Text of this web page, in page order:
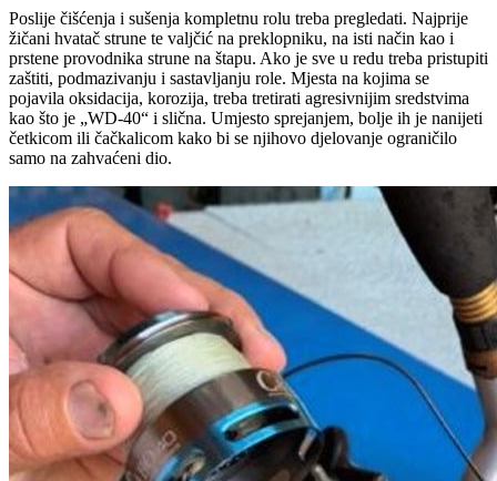
Poslije čišćenja i sušenja kompletnu rolu treba pregledati. Najprije
žičani hvatač strune te valjčić na preklopniku, na isti način kao i
prstene provodnika strune na štapu. Ako je sve u redu treba pristupiti
zaštiti, podmazivanju i sastavljanju role. Mjesta na kojima se
pojavila oksidacija, korozija, treba tretirati agresivnijim sredstvima
kao što je „WD-40“ i slična. Umjesto sprejanjem, bolje ih je nanijeti
četkicom ili čačkalicom kako bi se njihovo djelovanje ograničilo
samo na zahvaćeni dio.